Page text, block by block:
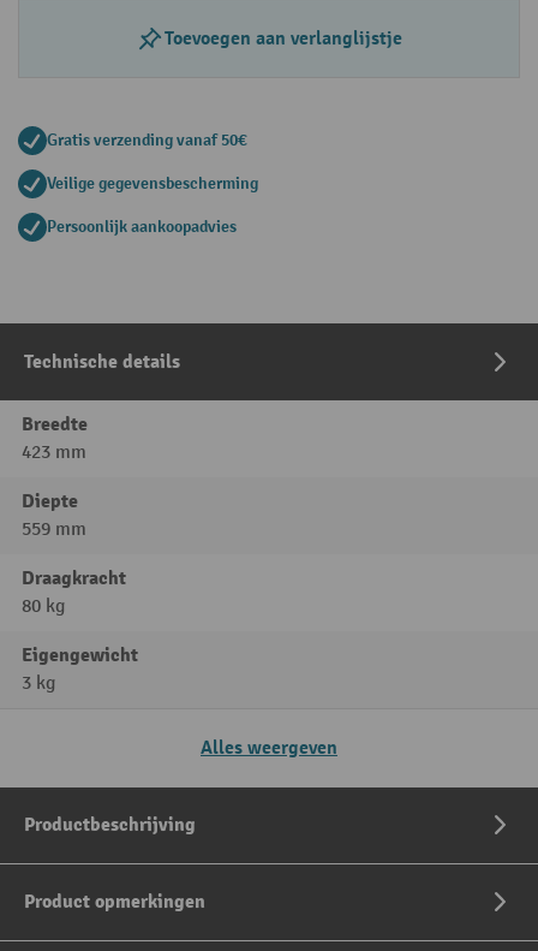
Toevoegen aan verlanglijstje
Gratis verzending vanaf 50€
Veilige gegevensbescherming
Persoonlijk aankoopadvies
Technische details
Breedte
423 mm
Diepte
559 mm
Draagkracht
80 kg
Eigengewicht
3 kg
Alles weergeven
Productbeschrijving
Product opmerkingen